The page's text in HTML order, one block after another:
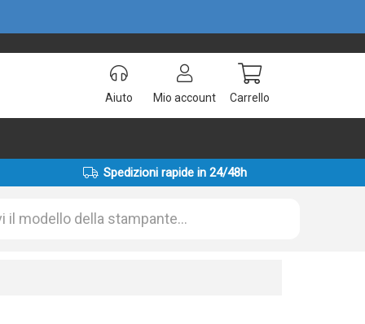
Aiuto Mio account Carrello
Spedizioni rapide in 24/48h